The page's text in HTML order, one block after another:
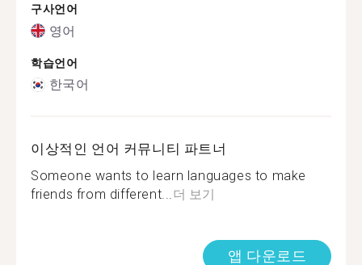
구사언어
영어
학습언어
한국어
이상적인 언어 커뮤니티 파트너
Someone wants to learn languages to make
friends from different...더 보기
앱 다운로드